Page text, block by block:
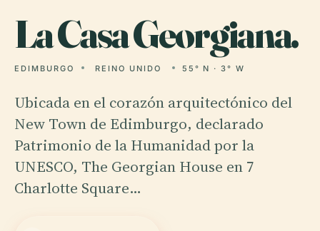
LaCasa Georgiana.
EDIMBURGO REINO UNIDO 55° N · 3° W
Ubicada en el corazón arquitectónico del
New Town de Edimburgo, declarado
Patrimonio de la Humanidad por la
UNESCO, The Georgian House en 7
Charlotte Square…